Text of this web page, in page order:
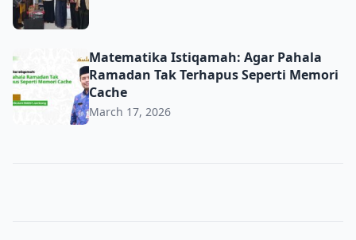
Matematika Istiqamah: Agar Pahala Ramadan Tak
Matematika Istiqamah: Agar Pahala
Ramadan Tak Terhapus Seperti Memori
Cache
March 17, 2026